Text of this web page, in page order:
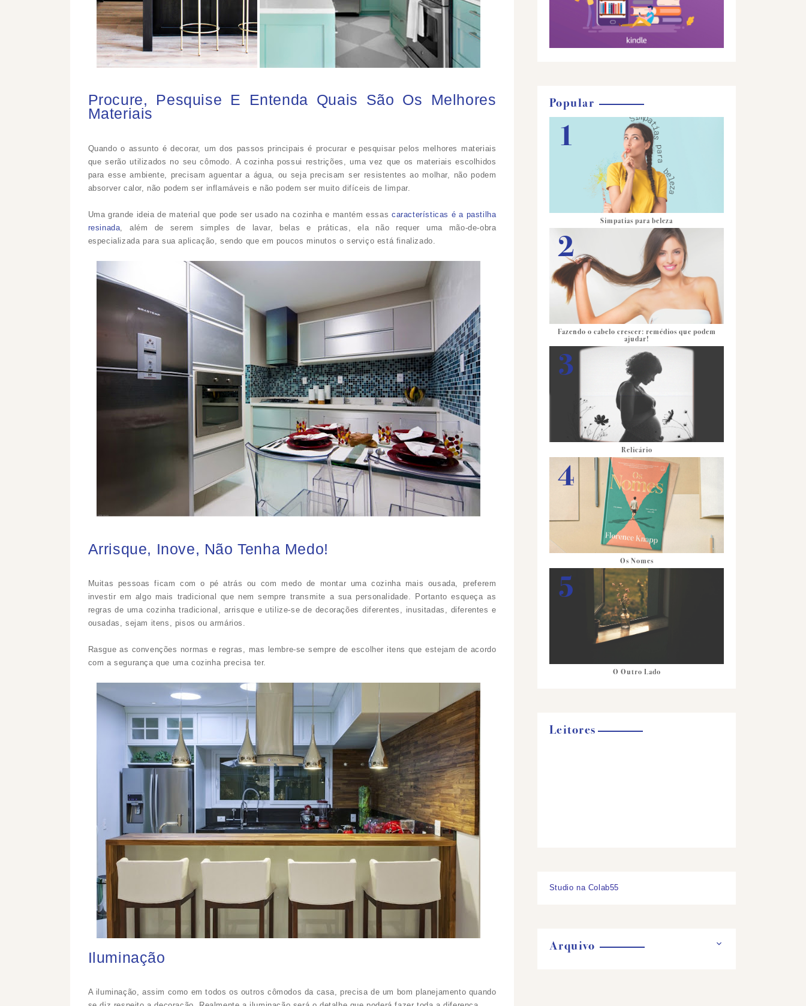
Procure, Pesquise E Entenda Quais São Os Melhores
Materiais
Quando o assunto é decorar, um dos passos principais é procurar e pesquisar pelos melhores materiais
que serão utilizados no seu cômodo. A cozinha possui restrições, uma vez que os materiais escolhidos
para esse ambiente, precisam aguentar a água, ou seja precisam ser resistentes ao molhar, não podem
absorver calor, não podem ser inflamáveis e não podem ser muito difíceis de limpar.
Uma grande ideia de material que pode ser usado na cozinha e mantém essas características é a pastilha
resinada, além de serem simples de lavar, belas e práticas, ela não requer uma mão-de-obra
especializada para sua aplicação, sendo que em poucos minutos o serviço está finalizado.
Arrisque, Inove, Não Tenha Medo!
Muitas pessoas ficam com o pé atrás ou com medo de montar uma cozinha mais ousada, preferem
investir em algo mais tradicional que nem sempre transmite a sua personalidade. Portanto esqueça as
regras de uma cozinha tradicional, arrisque e utilize-se de decorações diferentes, inusitadas, diferentes e
ousadas, sejam itens, pisos ou armários.
Rasgue as convenções normas e regras, mas lembre-se sempre de escolher itens que estejam de acordo
com a segurança que uma cozinha precisa ter.
Iluminação
A iluminação, assim como em todos os outros cômodos da casa, precisa de um bom planejamento quando
Popular
Simpatias para beleza
Fazendo o cabelo crescer: remédios que podem
ajudar!
Relicário
Os Nomes
O Outro Lado
Leitores
Studio na Colab55
Arquivo